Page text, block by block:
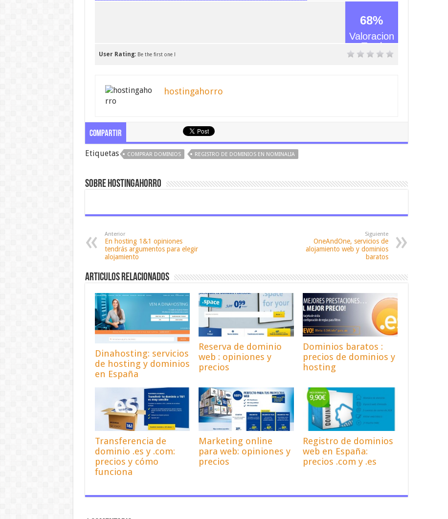
68%
Valoracion
Total
User Rating: Be the first one !
hostingahorro
Compartir
Etiquetas COMPRAR DOMINIOS REGISTRO DE DOMINIOS EN NOMINALIA
Sobre hostingahorro
Anterior
En hosting 1&1 opiniones
tendrás argumentos para elegir
alojamiento
Siguiente
OneAndOne, servicios de
alojamiento web y dominios
baratos
Articulos relacionados
Dinahosting: servicios
de hosting y dominios
en España
Reserva de dominio
web : opiniones y
precios
Dominios baratos :
precios de dominios y
hosting
Transferencia de
dominio .es y .com:
precios y cómo
funciona
Marketing online
para web: opiniones y
precios
Registro de dominios
web en España:
precios .com y .es